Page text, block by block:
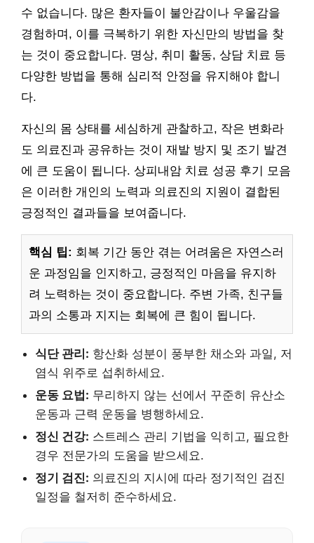
수 없습니다. 많은 환자들이 불안감이나 우울감을
경험하며, 이를 극복하기 위한 자신만의 방법을 찾
는 것이 중요합니다. 명상, 취미 활동, 상담 치료 등
다양한 방법을 통해 심리적 안정을 유지해야 합니
다.
자신의 몸 상태를 세심하게 관찰하고, 작은 변화라
도 의료진과 공유하는 것이 재발 방지 및 조기 발견
에 큰 도움이 됩니다. 상피내암 치료 성공 후기 모음
은 이러한 개인의 노력과 의료진의 지원이 결합된
긍정적인 결과들을 보여줍니다.
핵심 팁: 회복 기간 동안 겪는 어려움은 자연스러
운 과정임을 인지하고, 긍정적인 마음을 유지하
려 노력하는 것이 중요합니다. 주변 가족, 친구들
과의 소통과 지지는 회복에 큰 힘이 됩니다.
식단 관리: 항산화 성분이 풍부한 채소와 과일, 저
염식 위주로 섭취하세요.
운동 요법: 무리하지 않는 선에서 꾸준히 유산소
운동과 근력 운동을 병행하세요.
정신 건강: 스트레스 관리 기법을 익히고, 필요한
경우 전문가의 도움을 받으세요.
정기 검진: 의료진의 지시에 따라 정기적인 검진
일정을 철저히 준수하세요.